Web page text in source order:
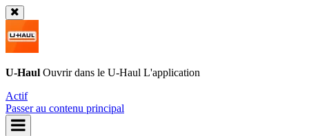
U-Haul Ouvrir dans le U-Haul L'application
Actif
Passer au contenu principal